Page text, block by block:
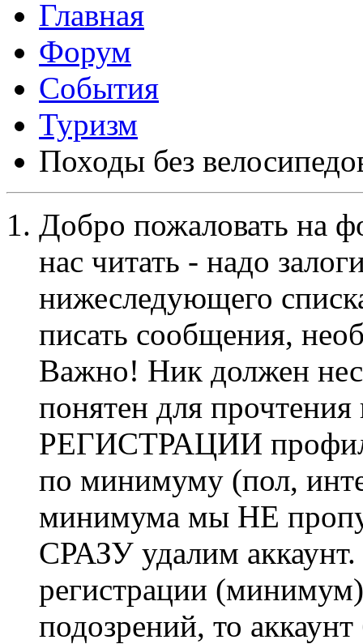
Форум
События
Туризм
Походы без
Добро пожаловать на
нас читать - надо
нижеследующего
писать сообщения,
Важно! Ник должен
понятен для
РЕГИСТРАЦИИ профиль
по минимуму (пол,
минимума мы НЕ
СРАЗУ удалим
регистрации
подозрений, то